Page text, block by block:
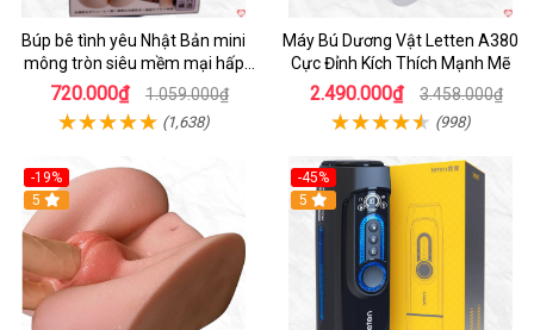
Búp bê tình yêu Nhật Bản mini
mông tròn siêu mềm mại hấp
dẫn
720.000₫ 1.059.000₫
(1,638)
Máy Bú Dương Vật Letten A380
Cực Đỉnh Kích Thích Mạnh Mẽ
2.490.000₫ 3.458.000₫
(998)
-19%
Hot
5
-45%
Hot
5